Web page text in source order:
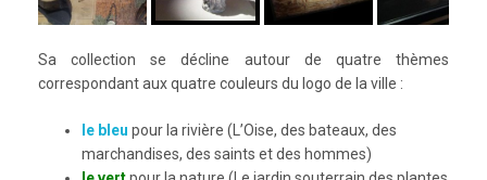
Sa collection se décline autour de quatre thèmes
correspondant aux quatre couleurs du logo de la ville :
le bleu pour la rivière (L ’Oise, des bateaux, des
marchandises, des saints et des hommes)